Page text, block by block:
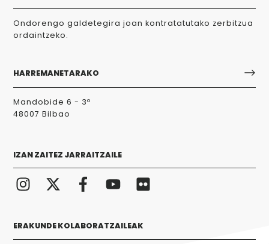
Ondorengo galdetegira joan kontratatutako zerbitzua
ordaintzeko.
HARREMANETARAKO
Mandobide 6 - 3º
48007 Bilbao
IZAN ZAITEZ JARRAITZAILE
ERAKUNDE KOLABORATZAILEAK